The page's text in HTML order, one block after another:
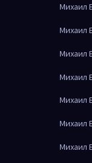
Михаил
Михаил
Михаил
Михаил
Михаил
Михаил
Михаил